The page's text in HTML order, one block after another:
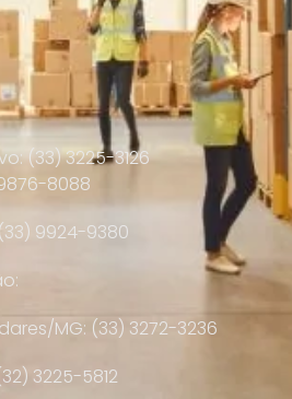
(33) 3225-3126
8088
9924-9380
MG: (33) 3272-3236
3225-5812